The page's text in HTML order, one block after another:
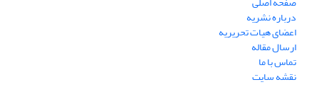
درباره نشریه
اعضای هیات تحریریه
ارسال مقاله
تماس با ما
نقشه سایت